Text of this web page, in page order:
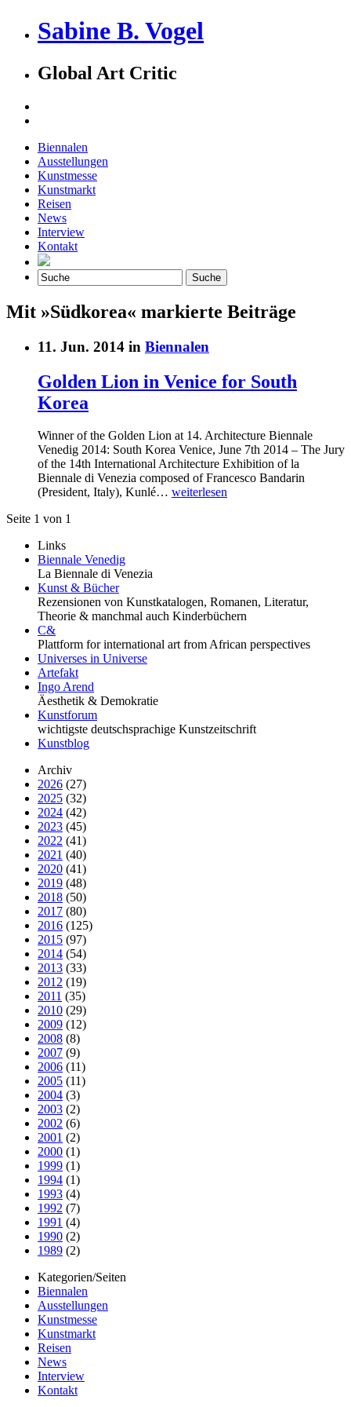
Sabine B. Vogel
Global Art Critic
Biennalen
Ausstellungen
Kunstmesse
Kunstmarkt
Reisen
News
Interview
Kontakt
Mit »Südkorea« markierte Beiträge
11. Jun. 2014 in Biennalen
Golden Lion in Venice for South
Korea
Winner of the Golden Lion at 14. Architecture Biennale
Venedig 2014: South Korea Venice, June 7th 2014 – The Jury
of the 14th International Architecture Exhibition of la
Biennale di Venezia composed of Francesco Bandarin
(President, Italy), Kunlé… weiterlesen
Seite 1 von 1
Links
Biennale Venedig
La Biennale di Venezia
Kunst & Bücher
Rezensionen von Kunstkatalogen, Romanen, Literatur,
Theorie & manchmal auch Kinderbüchern
C&
Plattform for international art from African perspectives
Universes in Universe
Artefakt
Ingo Arend
Äesthetik & Demokratie
Kunstforum
wichtigste deutschsprachige Kunstzeitschrift
Kunstblog
Archiv
2026 (27)
2025 (32)
2024 (42)
2023 (45)
2022 (41)
2021 (40)
2020 (41)
2019 (48)
2018 (50)
2017 (80)
2016 (125)
2015 (97)
2014 (54)
2013 (33)
2012 (19)
2011 (35)
2010 (29)
2009 (12)
2008 (8)
2007 (9)
2006 (11)
2005 (11)
2004 (3)
2003 (2)
2002 (6)
2001 (2)
2000 (1)
1999 (1)
1994 (1)
1993 (4)
1992 (7)
1991 (4)
1990 (2)
1989 (2)
Kategorien/Seiten
Biennalen
Ausstellungen
Kunstmesse
Kunstmarkt
Reisen
News
Interview
Kontakt